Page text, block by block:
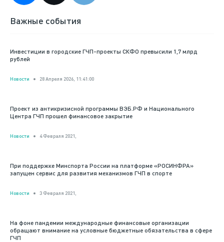
Важные события
Инвестиции в городские ГЧП-проекты СКФО превысили 1,7 млрд
рублей
Новости 28 Апреля 2026, 11:41:00
Проект из антикризисной программы ВЭБ.РФ и Национального
Центра ГЧП прошел финансовое закрытие
Новости 4 Февраля 2021,
При поддержке Минспорта России на платформе «РОСИНФРА»
запущен сервис для развития механизмов ГЧП в спорте
Новости 3 Февраля 2021,
На фоне пандемии международные финансовые организации
обращают внимание на условные бюджетные обязательства в сфере
ГЧП